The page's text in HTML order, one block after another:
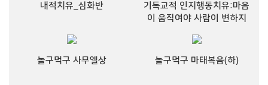
내적치유_심화반
기독교적 인지행동치유:마음
이 움직여야 사람이 변하지
놀구먹구 사무엘상 놀구먹구 마태복음(하)